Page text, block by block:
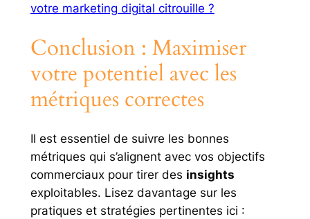
votre marketing digital citrouille ?
Conclusion : Maximiser
votre potentiel avec les
métriques correctes
Il est essentiel de suivre les bonnes
métriques qui s’alignent avec vos objectifs
commerciaux pour tirer des insights
exploitables. Lisez davantage sur les
pratiques et stratégies pertinentes ici :